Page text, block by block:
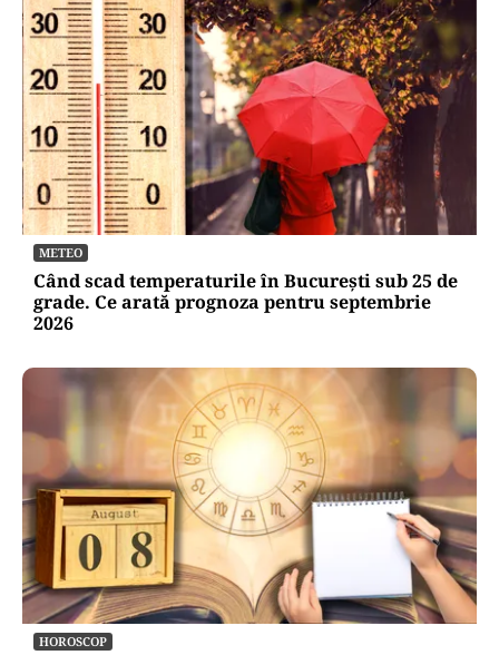
METEO
Când scad temperaturile în București sub 25 de
grade. Ce arată prognoza pentru septembrie
2026
HOROSCOP